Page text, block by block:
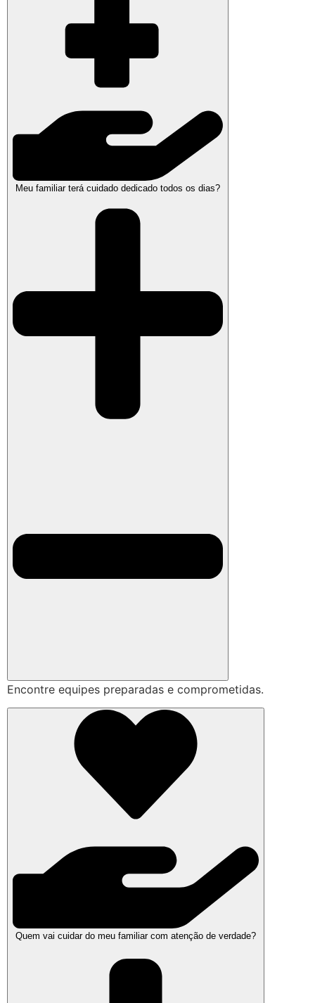
Meu familiar terá cuidado dedicado todos os dias?
Encontre equipes preparadas e comprometidas.
Quem vai cuidar do meu familiar com atenção de verdade?